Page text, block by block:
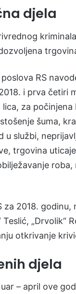
djela
RS
i prva četiri
za
šuma,
u službi,
trgovina
za 2018.
„Drvolik“
otkrivanje
djela
– april ove